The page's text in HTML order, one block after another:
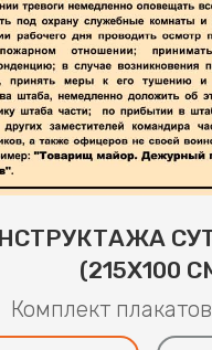
(215Х100
Комплект